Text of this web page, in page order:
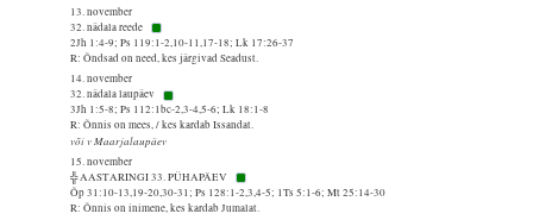
13. november
32. nädala reede
2Jh 1:4-9; Ps 119:1-2,10-11,17-18; Lk 17:26-37
R: Õndsad on need, kes järgivad Seadust.
14. november
32. nädala laupäev
3Jh 1:5-8; Ps 112:1bc-2,3-4,5-6; Lk 18:1-8
R: Õnnis on mees, / kes kardab Issandat.
või v Maarjalaupäev
15. november
╬ AASTARINGI 33. PÜHAPÄEV
Õp 31:10-13,19-20,30-31; Ps 128:1-2,3,4-5; 1Ts 5:1-6; Mt 25:14-30
R: Õnnis on inimene, kes kardab Jumalat.